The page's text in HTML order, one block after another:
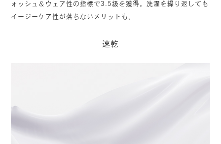
ォッシュ＆ウェア性の指標で3.5級を獲得。洗濯を繰り返しても
イージーケア性が落ちないメリットも。
速乾